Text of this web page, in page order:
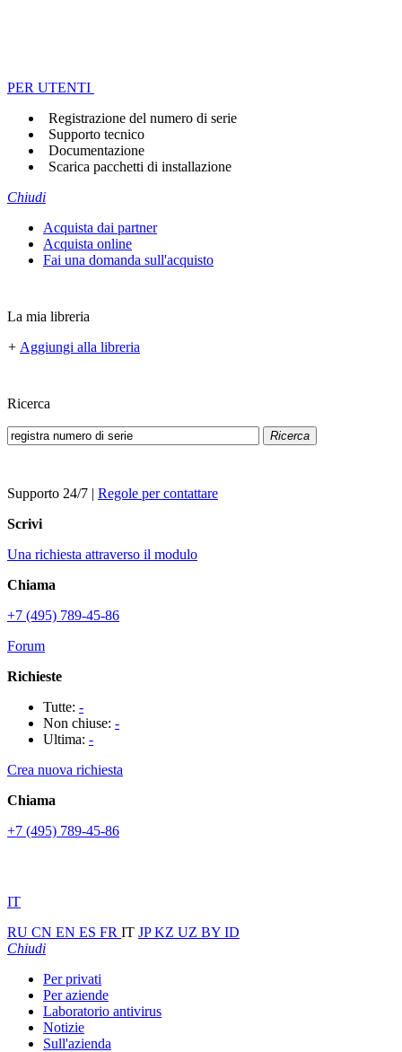
PER UTENTI
Registrazione del numero di serie
Supporto tecnico
Documentazione
Scarica pacchetti di installazione
Chiudi
Acquista dai partner
Acquista online
Fai una domanda sull'acquisto
La mia libreria
+ Aggiungi alla libreria
Ricerca
Ricerca
Supporto 24/7 | Regole per contattare
Scrivi
Una richiesta attraverso il modulo
Chiama
+7 (495) 789-45-86
Forum
Richieste
Tutte: -
Non chiuse: -
Ultima: -
Crea nuova richiesta
Chiama
+7 (495) 789-45-86
IT
RU CN EN ES FR IT JPKZ UZ BY ID
Chiudi
Per privati
Per aziende
Laboratorio antivirus
Notizie
Sull'azienda